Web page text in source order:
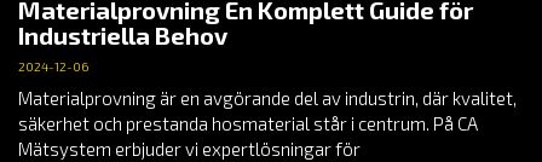
Materialprovning En Komplett Guide för
Industriella Behov
2024-12-06
Materialprovning är en avgörande del av industrin, där kvalitet,
säkerhet och prestanda hosmaterial står i centrum. På CA
Mätsystem erbjuder vi expertlösningar för